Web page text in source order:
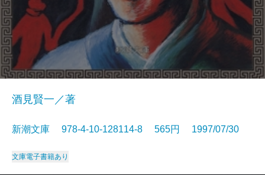
酒見賢一／著
新潮文庫 978-4-10-128114-8 565円 1997/07/30
文庫電子書籍あり